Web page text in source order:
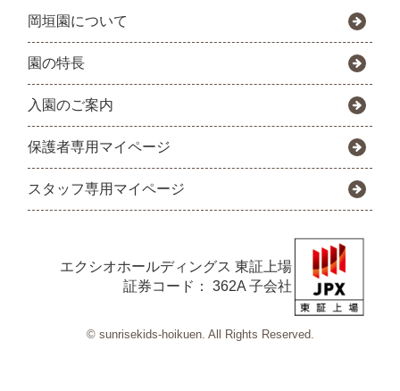
岡垣園について
園の特長
入園のご案内
保護者専用マイページ
スタッフ専用マイページ
エクシオホールディングス 東証上場
証券コード： 362A 子会社
© sunrisekids-hoikuen. All Rights Reserved.